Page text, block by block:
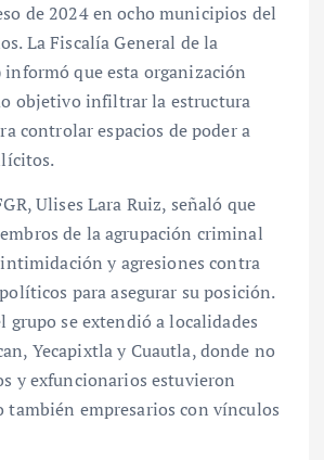
de 2024 en ocho municipios del
La Fiscalía General de la
informó que esta organización
objetivo infiltrar la estructura
controlar espacios de poder a
Ulises Lara Ruiz, señaló que
de la agrupación criminal
y agresiones contra
para asegurar su posición.
grupo se extendió a localidades
Yecapixtla y Cuautla, donde no
y exfuncionarios estuvieron
también empresarios con vínculos